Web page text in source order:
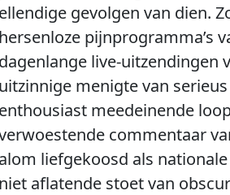
ellendige gevolgen van dien.
hersenloze pijnprogramma’s
dagenlange live-
uitzinnige menigte van
enthousiast meedeinende
commentaar
alom liefgekoosd als
niet aflatende stoet van